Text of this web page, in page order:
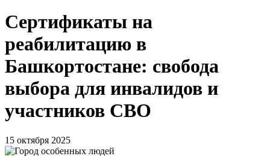
Сертификаты на
реабилитацию в
Башкортостане: свобода
выбора для инвалидов и
участников СВО
15 октября 2025